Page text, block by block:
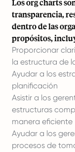
Los org charts
transparencia,
dentro de las
propósitos,
Proporcionar
la estructura de
Ayudar a los
planificación
Asistir a los
estructuras
manera eficiente
Ayudar a los
procesos de